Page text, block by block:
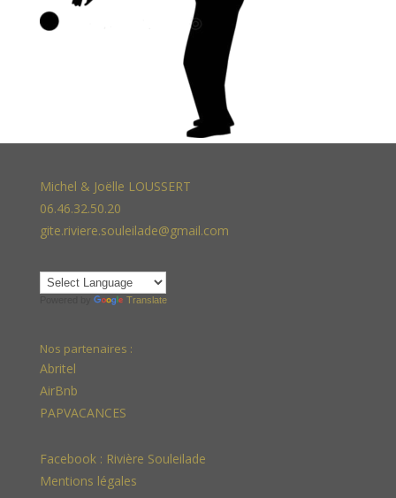
Michel & Joëlle LOUSSERT
06.46.32.50.20
gite.riviere.souleilade@gmail.com
Translate
Nos partenaires :
Abritel
AirBnb
PAPVACANCES
Facebook : Rivière Souleilade
Mentions légales